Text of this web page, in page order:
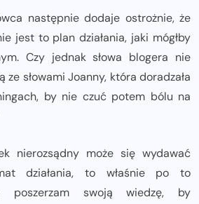
następnie dodaje ostrożnie, że
jest to plan działania, jaki mógłby
Czy jednak słowa blogera nie
ze słowami Joanny, która doradzała
by nie czuć potem bólu na
nierozsądny może się wydawać
działania, to właśnie po to
poszerzam swoją wiedzę, by